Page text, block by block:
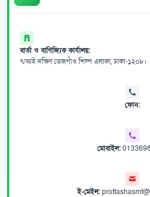
বার্তা ও বাণিজ্যিক কার্যালয়:
৭/আই দক্ষিণ তেজগাঁও শিল্প এলাকা, ঢাকা-১২০৮।
ফোন:
মোবাইল:
ই-মেইল: